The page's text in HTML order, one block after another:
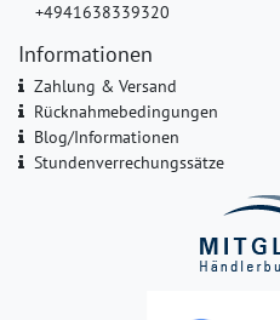
+4941638339320
Informationen
Zahlung & Versand
Rücknahmebedingungen
Blog/Informationen
Stundenverrechungssätze